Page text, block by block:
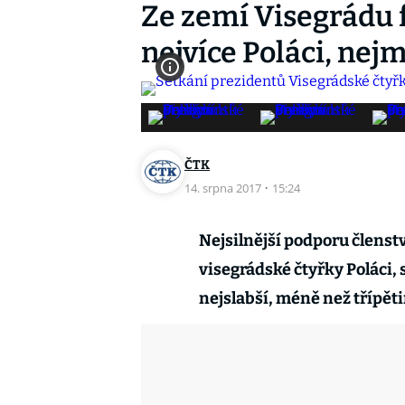
Ze zemí
nejvíce Poláci,
ČTK
14. srpna 2017 · 15:24
Nejsilnější podporu
visegrádské čtyřky Poláci,
nejslabší, méně než